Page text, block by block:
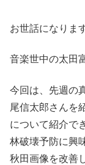
お世話になりま
音楽世中の太田
今回は、先週の
尾信太郎さんを
について紹介で
林破壊予防に興
秋田画像を改善